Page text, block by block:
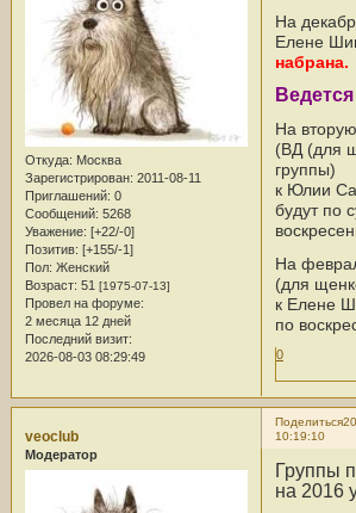
Откуда: Москва
Зарегистрирован: 2011-08-11
Приглашений: 0
Сообщений: 5268
Уважение: [+22/-0]
Позитив: [+155/-1]
Пол: Женский
Возраст: 51 [1975-07-13]
Провел на форуме:
2 месяца 12 дней
Последний визит:
2026-08-03 08:29:49
На
Елене
набрана.
На
(ВД (для
группы)
к Юлии
будут по
На
(для
к Елене
по
0
Поделиться
10:19:10
veoclub
Модератор
Группы
на 2016